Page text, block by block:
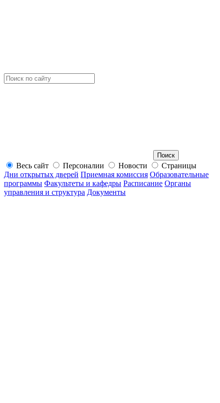
Весь сайт Персоналии Новости
Страницы
Дни открытых дверей Приемная комиссия Образовательные
программы Факультеты и кафедры Расписание Органы
управления и структура Документы